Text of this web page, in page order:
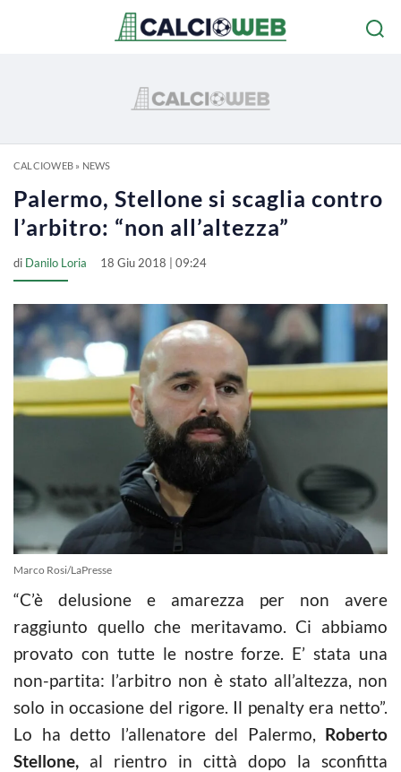
CALCIOWEB» NEWS
Palermo, Stellone si scaglia contro
l’arbitro: “non all’altezza”
di Danilo Loria 18 Giu 2018 | 09:24
Marco Rosi/LaPresse
“C’è delusione e amarezza per non avere
raggiunto quello che meritavamo. Ci abbiamo
provato con tutte le nostre forze. E’ stata una
non-partita: l’arbitro non è stato all’altezza, non
solo in occasione del rigore. Il penalty era netto”.
Lo ha detto l’allenatore del Palermo, Roberto
Stellone, al rientro in città dopo la sconfitta